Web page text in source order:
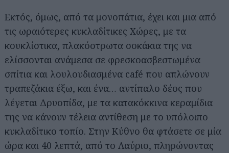
Εκτός, όμως, από τα μονοπάτια, έχει και μια από
τις ωραιότερες κυκλαδίτικες Χώρες, με τα
κουκλίστικα, πλακόστρωτα σοκάκια της να
ελίσσονται ανάμεσα σε φρεσκοασβεστωμένα
σπίτια και λουλουδιασμένα café που απλώνουν
τραπεζάκια έξω, και ένα… αντίπαλο δέος που
λέγεται Δρυοπίδα, με τα κατακόκκινα κεραμίδια
της να κάνουν τέλεια αντίθεση με το υπόλοιπο
κυκλαδίτικο τοπίο. Στην Κύθνο θα φτάσετε σε μία
ώρα και 40 λεπτά, από το Λαύριο, πληρώνοντας